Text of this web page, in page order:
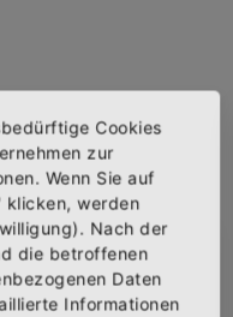
Newsletter
Cookies
zur
Wenn Sie auf
klicken, werden
Nach der
die betroffenen
Daten
Informationen